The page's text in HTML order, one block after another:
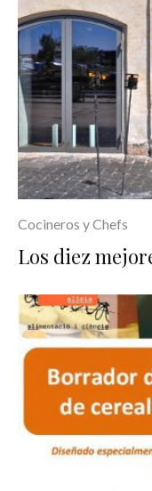
Cocineros y Chefs
Los diez